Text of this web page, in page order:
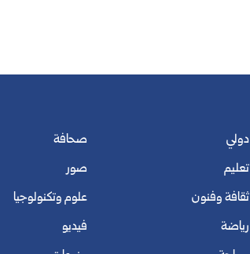
دولي
تعليم
ثقافة وفنون
رياضة
صحافة
صور
علوم وتكنولوجيا
فيديو